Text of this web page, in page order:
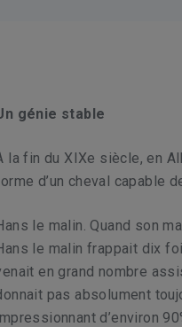
génie stable
la fin du XIXe siècle, en
d’un cheval capable
le malin. Quand son
le malin frappait dix
en grand nombre
pas absolument
d’environ